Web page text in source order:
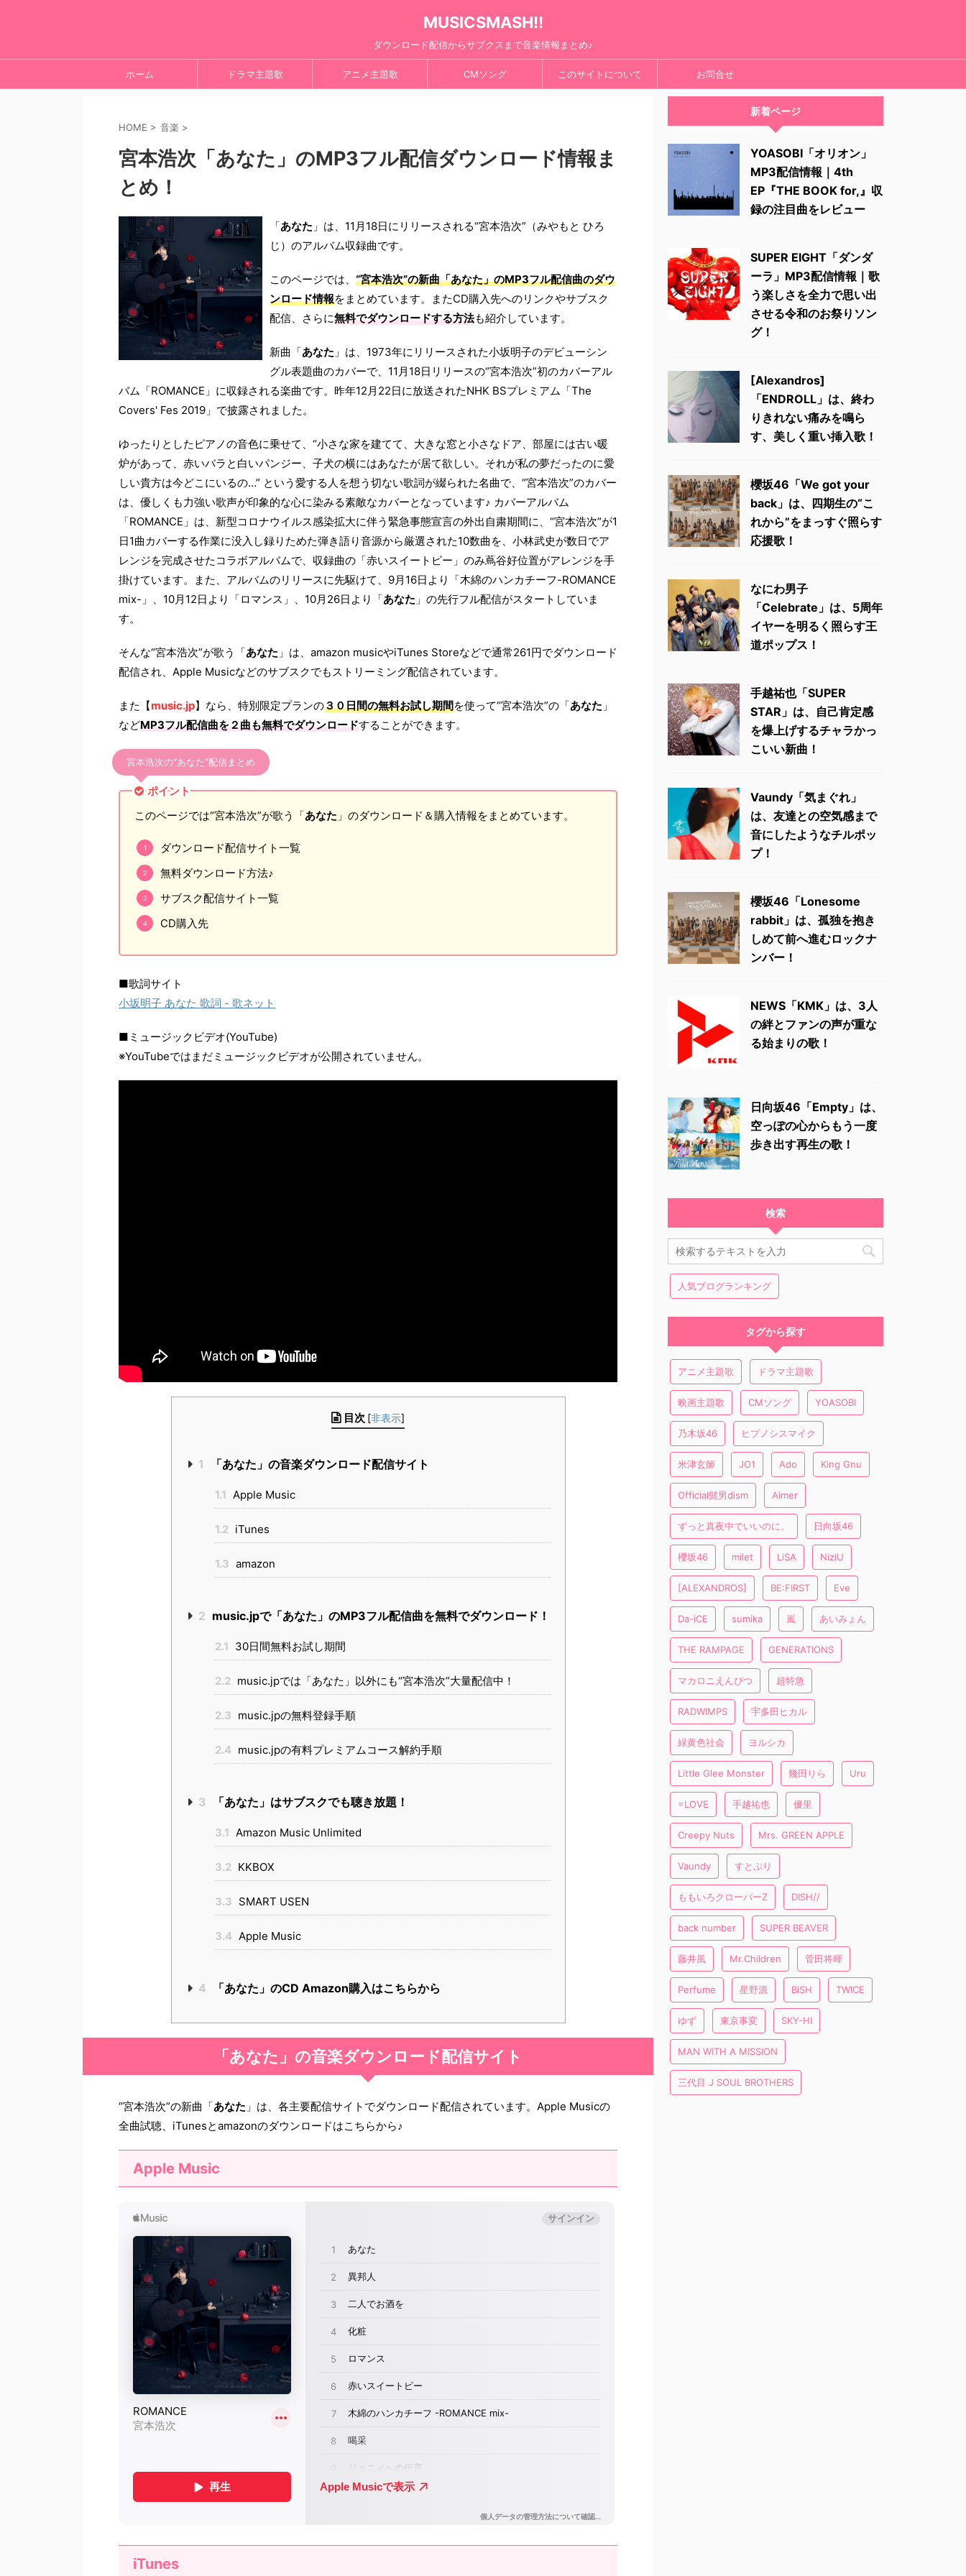
MUSICSMASH!!
ダウンロード配信からサブクスまで音楽情報まとめ♪
ホーム ドラマ主題歌 アニメ主題歌 CMソング このサイトについて お問合せ
HOME > 音楽 >
宮本浩次「あなた」のMP3フル配信ダウンロード情報ま
とめ！
「あなた 」は、11月18日にリリースされる“宮本浩次”（みやもと ひろ
じ）のアルバム収録曲です。
このページでは、 “宮本浩次”の新曲「あなた」のMP3フル配信曲のダウ
ンロード情報をまとめています。またCD購入先へのリンクやサブスク
配信、さらに無料でダウンロードする方法も紹介しています。
新曲「あなた 」は、1973年にリリースされた小坂明子のデビューシン
グル表題曲のカバーで、11月18日リリースの“宮本浩次”初のカバーアル
バム「ROMANCE」に収録される楽曲です。昨年12月22日に放送されたNHK BSプレミアム「The
Covers' Fes 2019」で披露されました。
ゆったりとしたピアノの音色に乗せて、“小さな家を建てて、大きな窓と小さなドア、部屋には古い暖
炉があって、赤いバラと白いパンジー、子犬の横にはあなたが居て欲しい。それが私の夢だったのに愛
しい貴方は今どこにいるの…” という愛する人を想う切ない歌詞が綴られた名曲で、“宮本浩次”のカバー
は、優しくも力強い歌声が印象的な心に染みる素敵なカバーとなっています♪ カバーアルバム
「ROMANCE」は、新型コロナウイルス感染拡大に伴う緊急事態宣言の外出自粛期間に、“宮本浩次”が1
日1曲カバーする作業に没入し録りためた弾き語り音源から厳選された10数曲を、小林武史が数日でア
レンジを完成させたコラボアルバムで、収録曲の「赤いスイートピー」のみ蔦谷好位置がアレンジを手
掛けています。また、アルバムのリリースに先駆けて、9月16日より「木綿のハンカチーフ-ROMANCE
mix-」、10月12日より「ロマンス」、10月26日より「あなた 」の先行フル配信がスタートしていま
す。
そんな“宮本浩次”が歌う「あなた 」は、amazon musicやiTunes Storeなどで通常261円でダウンロード
配信され、Apple Musicなどのサブスクでもストリーミング配信されています。
また【music.jp】なら、特別限定プランの３０日間の無料お試し期間を使って“宮本浩次”の「あなた 」
などMP3フル配信曲を２曲も無料でダウンロードすることができます。
宮本浩次の“あなた”配信まとめ
ポイント
このページでは“宮本浩次”が歌う「あなた 」のダウンロード＆購入情報をまとめています。
ダウンロード配信サイト一覧
無料ダウンロード方法♪
サブスク配信サイト一覧
CD購入先
■歌詞サイト
小坂明子 あなた 歌詞 - 歌ネット
■ミュージックビデオ(YouTube)
※YouTubeではまだミュージックビデオが公開されていません。
目次 [非表示]
1 「あなた」の音楽ダウンロード配信サイト
1.1 Apple Music
1.2 iTunes
1.3 amazon
2 music.jpで「あなた」のMP3フル配信曲を無料でダウンロード！
2.1 30日間無料お試し期間
2.2 music.jpでは「あなた」以外にも“宮本浩次”大量配信中！
2.3 music.jpの無料登録手順
2.4 music.jpの有料プレミアムコース解約手順
3 「あなた」はサブスクでも聴き放題！
3.1 Amazon Music Unlimited
3.2 KKBOX
3.3 SMART USEN
3.4 Apple Music
4 「あなた」のCD Amazon購入はこちらから
「あなた」の音楽ダウンロード配信サイト
“宮本浩次”の新曲「あなた 」は、各主要配信サイトでダウンロード配信されています。Apple Musicの
全曲試聴、iTunesとamazonのダウンロードはこちらから♪
Apple Music
iTunes
新着ページ
YOASOBI「オリオン」
MP3配信情報｜4th
EP『THE BOOK for,』収
録の注目曲をレビュー
SUPER EIGHT「ダンダ
ーラ」MP3配信情報｜歌
う楽しさを全力で思い出
させる令和のお祭りソン
グ！
[Alexandros]
「ENDROLL」は、終わ
りきれない痛みを鳴ら
す、美しく重い挿入歌！
櫻坂46「We got your
back」は、四期生の“こ
れから”をまっすぐ照らす
応援歌！
なにわ男子
「Celebrate」は、5周年
イヤーを明るく照らす王
道ポップス！
手越祐也「SUPER
STAR」は、自己肯定感
を爆上げするチャラかっ
こいい新曲！
Vaundy「気まぐれ」
は、友達との空気感まで
音にしたようなチルポッ
プ！
櫻坂46「Lonesome
rabbit」は、孤独を抱き
しめて前へ進むロックナ
ンバー！
NEWS「KMK」は、3人
の絆とファンの声が重な
る始まりの歌！
日向坂46「Empty」は、
空っぽの心からもう一度
歩き出す再生の歌！
検索
人気ブログランキング
タグから探す
アニメ主題歌 ドラマ主題歌
映画主題歌 CMソング YOASOBI
乃木坂46 ヒプノシスマイク
米津玄師 JO1 Ado King Gnu
Official髭男dism Aimer
ずっと真夜中でいいのに。 日向坂46
櫻坂46 milet LiSA NiziU
[ALEXANDROS] BE:FIRST Eve
Da-iCE sumika 嵐 あいみょん
THE RAMPAGE GENERATIONS
マカロニえんぴつ 超特急
RADWIMPS 宇多田ヒカル
緑黄色社会 ヨルシカ
Little Glee Monster 幾田りら Uru
=LOVE 手越祐也 優里
Creepy Nuts Mrs. GREEN APPLE
Vaundy すとぷり
ももいろクローバーZ DISH//
back number SUPER BEAVER
藤井風 Mr.Children 菅田将暉
Perfume 星野源 BiSH TWICE
ゆず 東京事変 SKY-HI
MAN WITH A MISSION
三代目 J SOUL BROTHERS